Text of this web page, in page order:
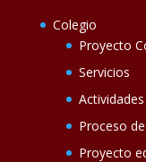
Colegio
Proyecto
Servicios
Actividades
Proceso
Proyecto